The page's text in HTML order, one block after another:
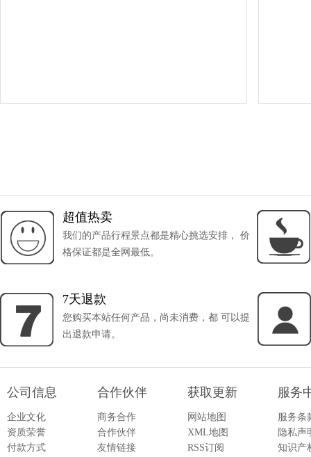
超值热卖
我们的产品行程景点都是精心挑选安排， 价
格保证都是全网最低。
7天退款
您购买本站任何产品，尚未消费，都 可以提
出退款申请。
公司信息
企业文化
资质荣誉
付款方式
合作伙伴
商务合作
合作伙伴
友情链接
获取更新
网站地图
XML地图
RSS订阅
服务
服务条
隐私声
知识产